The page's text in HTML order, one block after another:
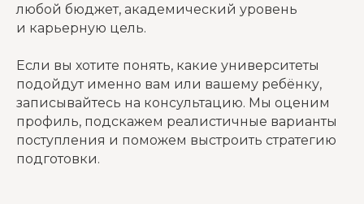
любой бюджет, академический уровень
и карьерную цель.
Если вы хотите понять, какие университеты
подойдут именно вам или вашему ребёнку,
записывайтесь на консультацию. Мы оценим
профиль, подскажем реалистичные варианты
поступления и поможем выстроить стратегию
подготовки.